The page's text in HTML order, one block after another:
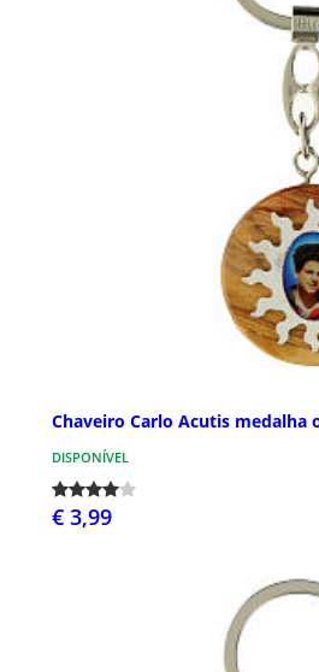
Chaveiro Carlo Acutis medalha
DISPONÍVEL
€ 3,99